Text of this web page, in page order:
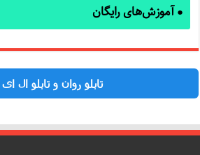
●آموزش‌های رایگان
تابلو روان و تابلو ال